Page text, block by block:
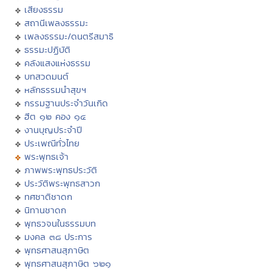
เสียงธรรม
สถานีเพลงธรรมะ
เพลงธรรมะ/ดนตรีสมาธิ
ธรรมะปฏิบัติ
คลังแสงแห่งธรรม
บทสวดมนต์
หลักธรรมนำสุขฯ
กรรมฐานประจำวันเกิด
ฮีต ๑๒ คอง ๑๔
งานบุญประจำปี
ประเพณีทั่วไทย
พระพุทธเจ้า
ภาพพระพุทธประวัติ
ประวัติพระพุทธสาวก
ทศชาติชาดก
นิทานชาดก
พุทธวจนในธรรมบท
มงคล ๓๘ ประการ
พุทธศาสนสุภาษิต
พุทธศาสนสุภาษิต ๖๒๑